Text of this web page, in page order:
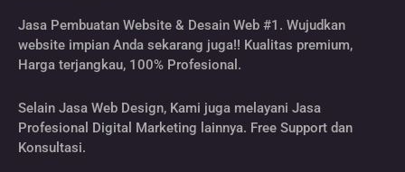
Jasa Pembuatan Website & Desain Web #1. Wujudkan
website impian Anda sekarang juga!! Kualitas premium,
Harga terjangkau, 100% Profesional.
Selain Jasa Web Design, Kami juga melayani Jasa
Profesional Digital Marketing lainnya. Free Support dan
Konsultasi.